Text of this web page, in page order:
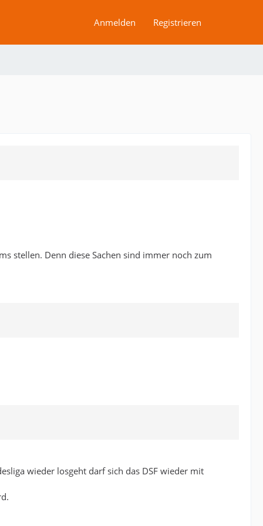
Anmelden Registrieren
stellen. Denn diese Sachen sind immer noch zum
wieder losgeht darf sich das DSF wieder mit